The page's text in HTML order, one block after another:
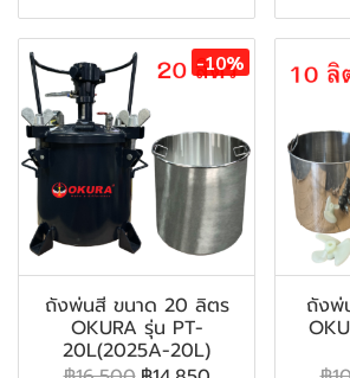
-10%
ถังพ่นสี ขนาด 20 ลิตร
OKURA รุ่น PT-
20L(2025A-20L)
ถังพ่